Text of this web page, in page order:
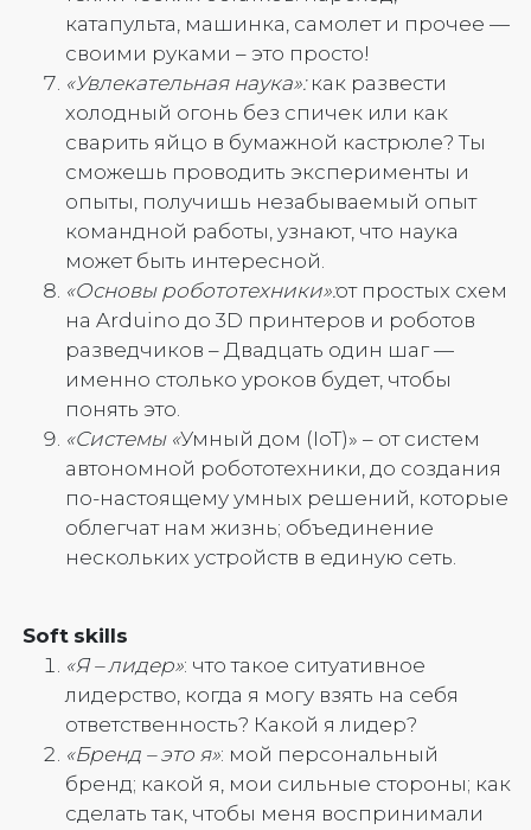
катапульта, машинка, самолет и прочее —
своими руками – это просто!
«Увлекательная наука»: как развести
холодный огонь без спичек или как
сварить яйцо в бумажной кастрюле? Ты
сможешь проводить эксперименты и
опыты, получишь незабываемый опыт
командной работы, узнают, что наука
может быть интересной.
«Основы робототехники»:от простых схем
на Arduino до 3D принтеров и роботов
разведчиков – Двадцать один шаг —
именно столько уроков будет, чтобы
понять это.
«Системы «Умный дом (IoT)» – от систем
автономной робототехники, до создания
по-настоящему умных решений, которые
облегчат нам жизнь; объединение
нескольких устройств в единую сеть.
Soft skills
«Я – лидер»: что такое ситуативное
лидерство, когда я могу взять на себя
ответственность? Какой я лидер?
«Бренд – это я»: мой персональный
бренд; какой я, мои сильные стороны; как
сделать так, чтобы меня воспринимали